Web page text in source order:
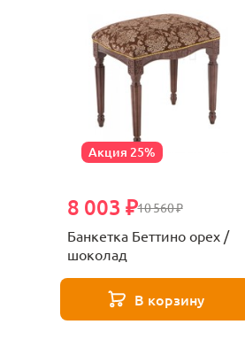
Акция 25%
10 560 ₽
8 003 ₽
Банкетка Беттино орех /
шоколад
В корзину